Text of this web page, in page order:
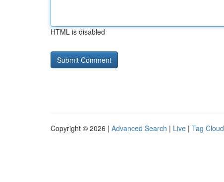
HTML is disabled
Copyright © 2026 | Advanced Search | Live | Tag Cloud